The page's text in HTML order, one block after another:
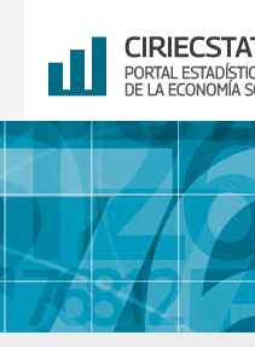
contenido